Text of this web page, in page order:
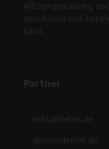
Alltagsgestaltung
genussvoll und
kann.
Partner
netzathleten.de
gesuendernet.de